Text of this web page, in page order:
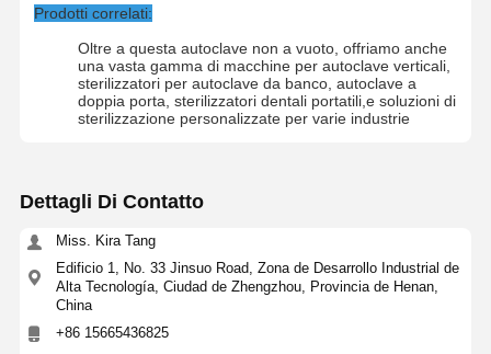
Prodotti correlati:
Oltre a questa autoclave non a vuoto, offriamo anche
una vasta gamma di macchine per autoclave verticali,
sterilizzatori per autoclave da banco, autoclave a
doppia porta, sterilizzatori dentali portatili,e soluzioni di
sterilizzazione personalizzate per varie industrie
Dettagli Di Contatto
Miss. Kira Tang
Edificio 1, No. 33 Jinsuo Road, Zona de Desarrollo Industrial de
Alta Tecnología, Ciudad de Zhengzhou, Provincia de Henan,
China
+86 15665436825